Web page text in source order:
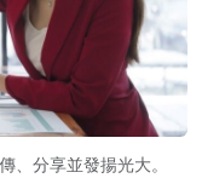
、分享並發揚光大。